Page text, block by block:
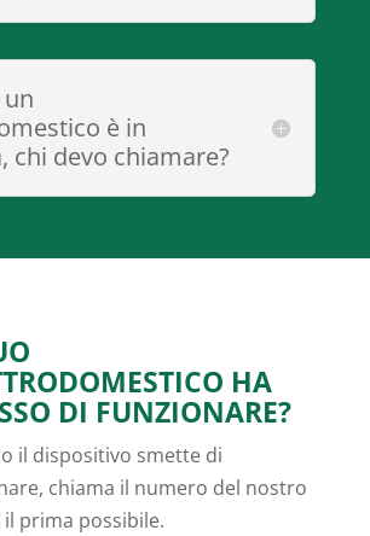
è in
chi devo chiamare?
HA
DI FUNZIONARE?
il dispositivo smette di
chiama il numero del nostro
prima possibile.